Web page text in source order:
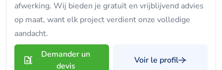
afwerking. Wij bieden je gratuït en vrijblijvend advies
op maat, want elk project verdient onze volledige
aandacht.
Demander un
devis
Voir le profil